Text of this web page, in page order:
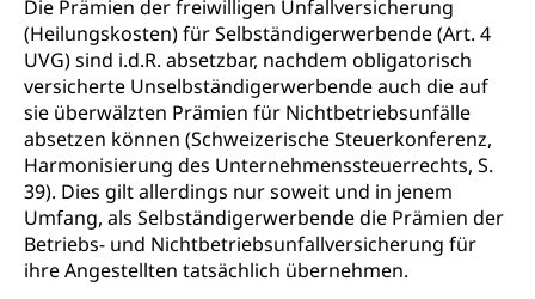
Die Prämien der freiwilligen Unfallversicherung
(Heilungskosten) für Selbständigerwerbende (Art. 4
UVG) sind i.d.R. absetzbar, nachdem obligatorisch
versicherte Unselbständigerwerbende auch die auf
sie überwälzten Prämien für Nichtbetriebsunfälle
absetzen können (Schweizerische Steuerkonferenz,
Harmonisierung des Unternehmenssteuerrechts, S.
39). Dies gilt allerdings nur soweit und in jenem
Umfang, als Selbständigerwerbende die Prämien der
Betriebs- und Nichtbetriebsunfallversicherung für
ihre Angestellten tatsächlich übernehmen.
Militär
Schweizer Armee
Erwerbsausfallentschädigung (WAS Luzern)
Bevölkerungsschutz
Katastrophenschutz, Katastrophenhilfe, Polizei,
Feuerwehr, Gesundheitswesen, technische Betriebe,
Alarmierung, Sirenentest
Kantonaler Führungsstab
Polizei
Ordnungskräfte, Sicherheit, öffentliche Ordnung
Polizei
Versorgung
Vorratshaltung, Vorrat